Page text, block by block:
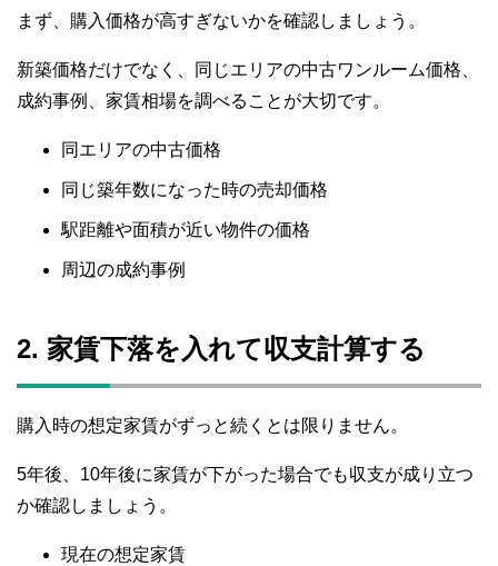
まず、購入価格が高すぎないかを確認しましょう。
新築価格だけでなく、同じエリアの中古ワンルーム価格、
成約事例、家賃相場を調べることが大切です。
同エリアの中古価格
同じ築年数になった時の売却価格
駅距離や面積が近い物件の価格
周辺の成約事例
2. 家賃下落を入れて収支計算する
購入時の想定家賃がずっと続くとは限りません。
5年後、10年後に家賃が下がった場合でも収支が成り立つ
か確認しましょう。
現在の想定家賃